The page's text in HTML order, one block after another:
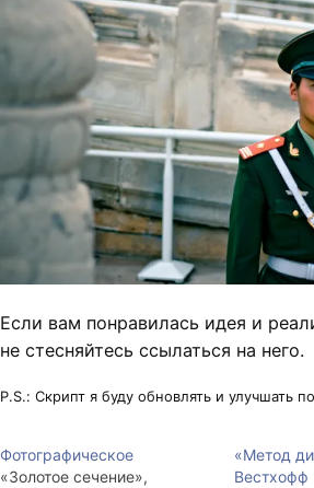
Если вам понравилась идея и
не стесняйтесь ссылаться на него.
P.S.: Скрипт я буду обновлять и улучшать
Фотографическое
«Золотое сечение»,
«Метод
Вестхофф